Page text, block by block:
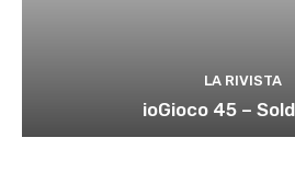
LA RIVISTA
ioGioco 45 –